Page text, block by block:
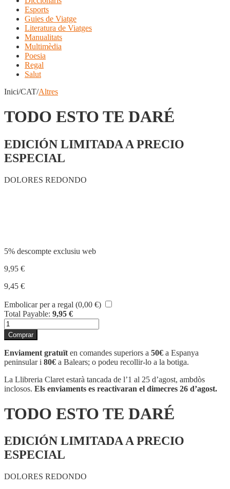
Esports
Guies de Viatge
Literatura de Viatges
Manualitats
Multimèdia
Poesia
Regal
Salut
Inici/CAT/Altres
TODO ESTO TE DARÉ
EDICIÓN LIMITADA A PRECIO
ESPECIAL
DOLORES REDONDO
5% descompte exclusiu web
9,95 €
9,45 €
Embolicar per a regal (0,00 €)
Total Payable: 9,95 €
quantitat
de
TODO
ESTO
TE
DARÉ
Comprar
Enviament gratuït en comandes superiors a 50€ a Espanya
peninsular i 80€ a Balears; o podeu recollir-lo a la botiga.
La Llibreria Claret estarà tancada de l’1 al 25 d’agost, ambdòs
inclosos. Els enviaments es reactivaran el dimecres 26 d’agost.
TODO ESTO TE DARÉ
EDICIÓN LIMITADA A PRECIO
ESPECIAL
DOLORES REDONDO